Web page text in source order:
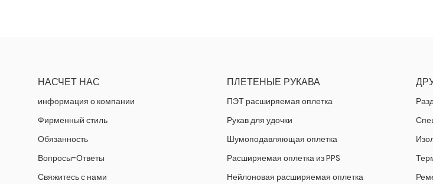
НАСЧЕТ НАС
информация о компании
Фирменный стиль
Обязанность
Вопросы-Ответы
Свяжитесь с нами
ПЛЕТЕНЫЕ РУКАВА
ПЭТ расширяемая оплетка
Рукав для удочки
Шумоподавляющая оплетка
Расширяемая оплетка из PPS
Нейлоновая расширяемая оплетка